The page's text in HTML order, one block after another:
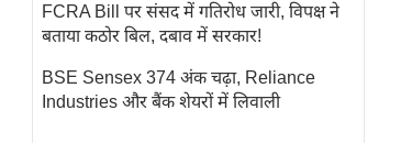
महिमा/
धर्मस्थल
व्रत
त्योहार
FCRA Bill पर संसद में गतिरोध जारी, विपक्ष ने
बताया कठोर बिल, दबाव में सरकार!
BSE Sensex 374 अंक चढ़ा, Reliance
Industries और बैंक शेयरों में लिवाली